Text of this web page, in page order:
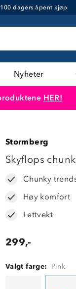
100 dagers åpent kjøp
Nyheter
HER!
Stormberg
Skyflops
Chunky
Høy komfort
Lettvekt
299,-
Valgt farge: Pink